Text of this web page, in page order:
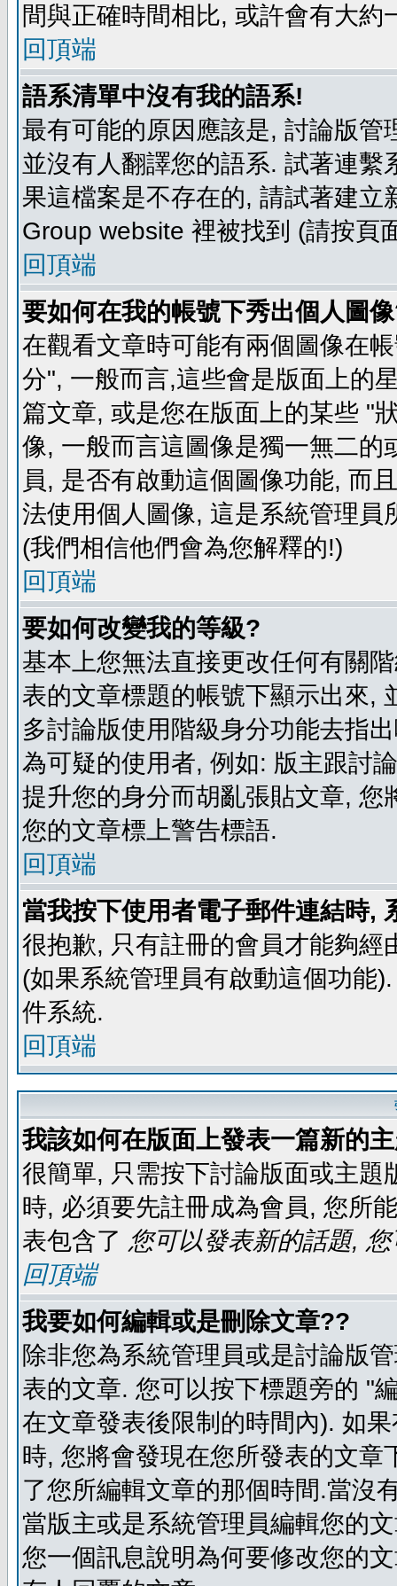
間與正確時間相比, 或許會有大約
回頂端
語系清單中沒有我的語系!
最有可能的原因應該是, 討論版
並沒有人翻譯您的語系. 試著連
果這檔案是不存在的, 請試著建
Group website 裡被找到 (請按頁
回頂端
要如何在我的帳號下秀出個人圖
在觀看文章時可能有兩個圖像在
分", 一般而言,這些會是版面上的
篇文章, 或是您在版面上的某些 "
像, 一般而言這圖像是獨一無二
員, 是否有啟動這個圖像功能, 而
法使用個人圖像, 這是系統管理
(我們相信他們會為您解釋的!)
回頂端
要如何改變我的等級?
基本上您無法直接更改任何有關
表的文章標題的帳號下顯示出來,
多討論版使用階級身分功能去指
為可疑的使用者, 例如: 版主跟討
提升您的身分而胡亂張貼文章,
您的文章標上警告標語.
回頂端
當我按下使用者電子郵件連結時,
很抱歉, 只有註冊的會員才能夠
(如果系統管理員有啟動這個功能
件系統.
回頂端
我該如何在版面上發表一篇新的
很簡單, 只需按下討論版面或主
時, 必須要先註冊成為會員, 您所
表包含了 您可以發表新的話題,
回頂端
我要如何編輯或是刪除文章??
除非您為系統管理員或是討論版
表的文章. 您可以按下標題旁的 "
在文章發表後限制的時間內). 如
時, 您將會發現在您所發表的文
了您所編輯文章的那個時間.當沒
當版主或是系統管理員編輯您的
您一個訊息說明為何要修改您的